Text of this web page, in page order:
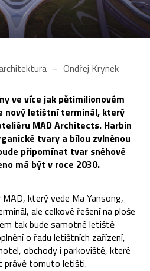
Ondřej Krynek
ve více jak pětimilionovém
nový letištní terminál, který
MAD Architects. Harbin
tvary a bílou zvlněnou
připomínat tvar sněhové
má být v roce 2030.
který vede Ma Yansong,
ale celkové řešení na ploše
tak bude samotné letiště
o řadu letištních zařízení,
obchody i parkoviště, které
právě tomuto letišti.